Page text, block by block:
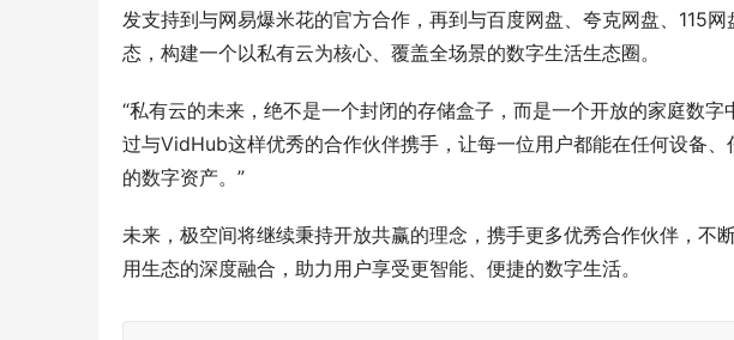
发支持到与网易爆米花的官方合作，再到与百度网盘、夸克网盘、115
态，构建一个以私有云为核心、覆盖全场景的数字生活生态圈。
“私有云的未来，绝不是一个封闭的存储盒子，而是一个开放的家庭数字
过与VidHub这样优秀的合作伙伴携手，让每一位用户都能在任何设备
的数字资产。”
未来，极空间将继续秉持开放共赢的理念，携手更多优秀合作伙伴，不
用生态的深度融合，助力用户享受更智能、便捷的数字生活。